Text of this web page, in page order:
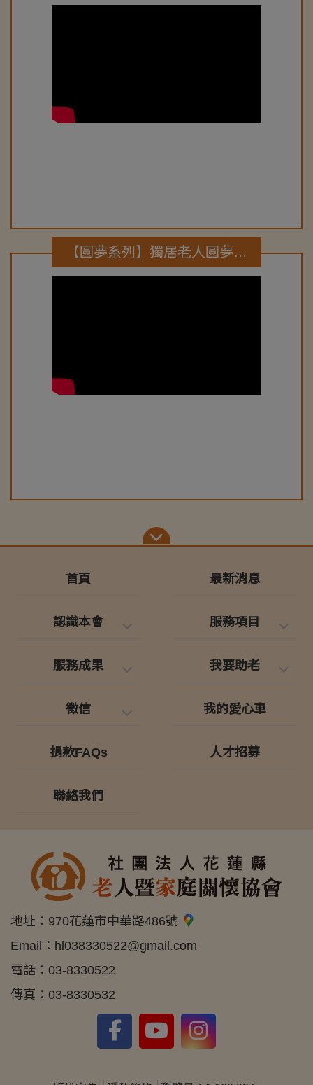
【圓夢系列】獨居老人圓夢計畫
首頁 最新消息
認識本會 服務項目
服務成果 我要助老
徵信 我的愛心車
捐款FAQs 人才招募
聯絡我們
地址： 970花蓮市中華路486號
Email： hl038330522@gmail.com
電話： 03-8330522
傳真： 03-8330532